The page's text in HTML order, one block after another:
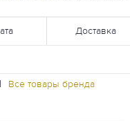
Доставка
| Все товары бренда